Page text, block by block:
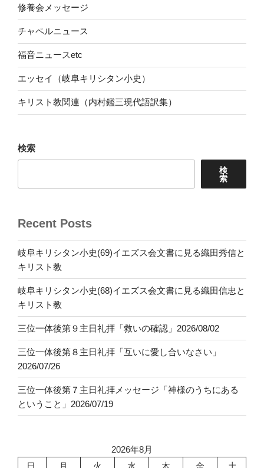
修養会メッセージ
チャペルニュース
福音ニュースetc
エッセイ（岐阜キリシタン小史）
キリスト教関連（内村鑑三現代語訳集）
検索
検
索
Recent Posts
岐阜キリシタン小史(69)イエズス会文書に見る織田秀信と
キリスト教
岐阜キリシタン小史(68)イエズス会文書に見る織田信忠と
キリスト教
三位一体後第９主日礼拝「救いの確認」2026/08/02
三位一体後第８主日礼拝「互いに愛し合いなさい」
2026/07/26
三位一体後第７主日礼拝メッセージ「神様のうちにある
ということ」2026/07/19
2026年8月